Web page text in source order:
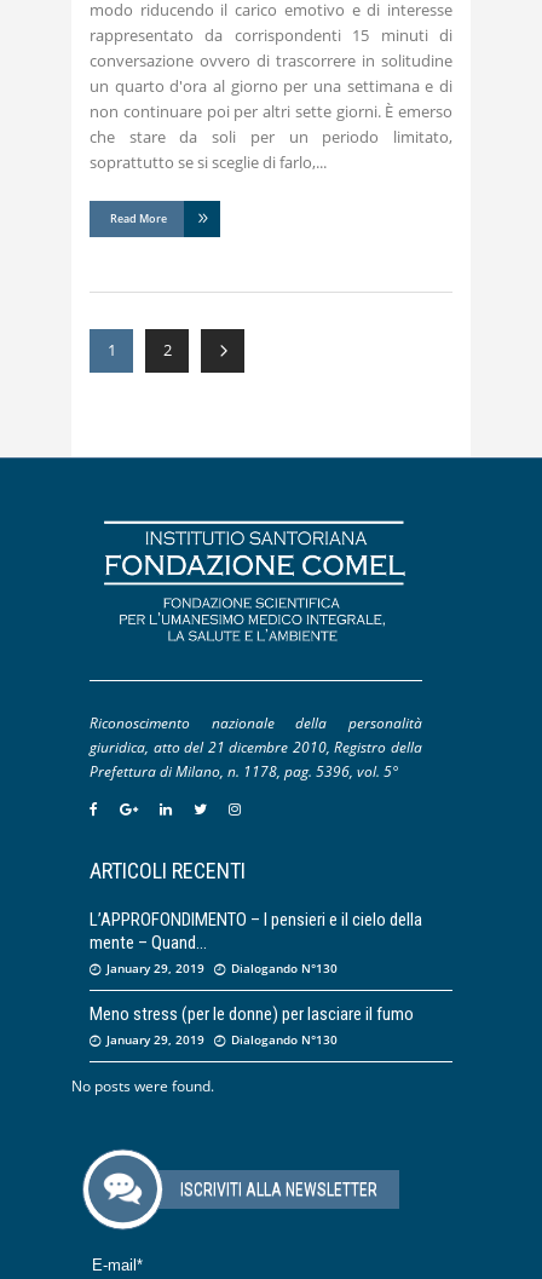
modo riducendo il carico emotivo e di interesse
rappresentato da corrispondenti 15 minuti di
conversazione ovvero di trascorrere in solitudine
un quarto d'ora al giorno per una settimana e di
non continuare poi per altri sette giorni. È emerso
che stare da soli per un periodo limitato,
soprattutto se si sceglie di farlo,
Read More
1 2
Riconoscimento nazionale della personalità
giuridica, atto del 21 dicembre 2010, Registro della
Prefettura di Milano, n. 1178, pag. 5396, vol. 5°
ARTICOLI RECENTI
L’APPROFONDIMENTO – I pensieri e il cielo della
mente – Quand
January 29, 2019 Dialogando N°130
Meno stress (per le donne) per lasciare il fumo
January 29, 2019 Dialogando N°130
No posts were found.
ISCRIVITI ALLA NEWSLETTER